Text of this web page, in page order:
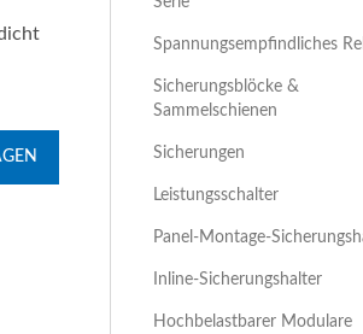
Spannungsempfindliches
Sicherungsblöcke &
Sammelschienen
Sicherungen
Leistungsschalter
Panel-Montage-
Inline-Sicherungshalter
Hochbelastbarer Modulare